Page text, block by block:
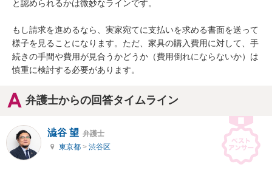
と認められるかは微妙なラインです。
もし請求を進めるなら、実家宛てに支払いを求める書面を送って
様子を見ることになります。ただ、家具の購入費用に対して、手
続きの手間や費用が見合うかどうか（費用倒れにならないか）は
慎重に検討する必要があります。
弁護士からの回答タイムライン
澁谷 望 弁護士
東京都 > 渋谷区